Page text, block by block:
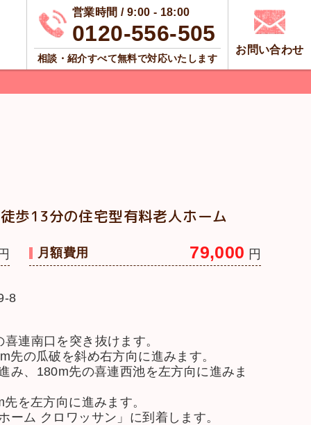
営業時間 / 9:00 - 18:00
0120-556-505
相談・紹介すべて無料で対応いたします
お問い合わせ
歩13分の住宅型有料老人ホーム
月額費用 79,000 円
8
連南口を突き抜けます。
先の瓜破を斜め右方向に進みます。
み、180m先の喜連西池を左方向に進みま
を左方向に進みます。
ーム クロワッサン」に到着します。